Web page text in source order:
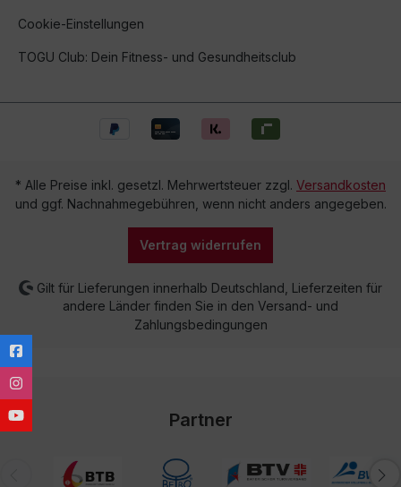
Cookie-Einstellungen
TOGU Club: Dein Fitness- und Gesundheitsclub
* Alle Preise inkl. gesetzl. Mehrwertsteuer zzgl. Versandkosten
und ggf. Nachnahmegebühren, wenn nicht anders angegeben.
Vertrag widerrufen
Gilt für Lieferungen innerhalb Deutschland, Lieferzeiten für
andere Länder finden Sie in den Versand- und
Zahlungsbedingungen
Partner